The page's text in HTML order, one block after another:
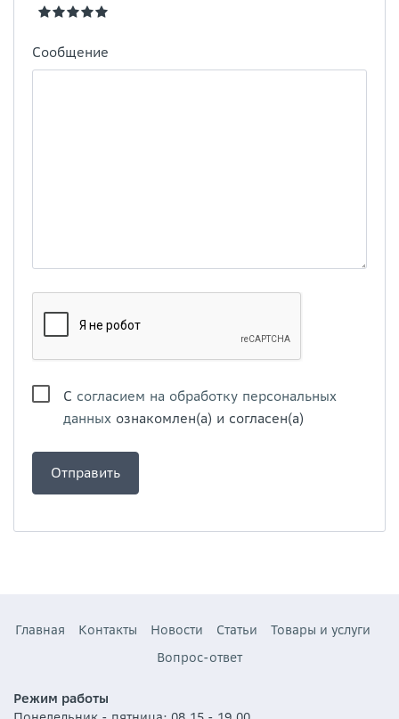
Сообщение
С согласием на обработку персональных
данных ознакомлен(а) и согласен(а)
Главная Контакты Новости Статьи
Товары и услуги
Вопрос-ответ
Режим работы